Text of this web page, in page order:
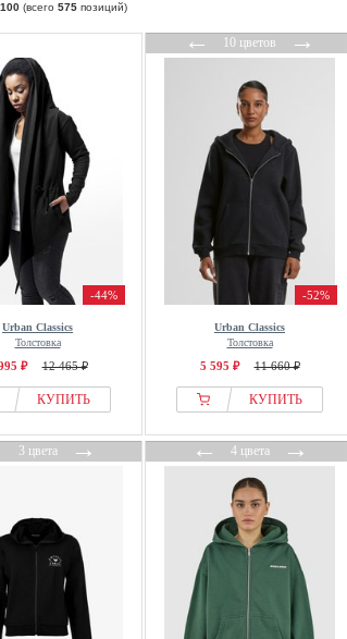
100 (всего 575 позиций)
-44%
Urban Classics
Толстовка
₽ 12 465 ₽
КУПИТЬ
←10 цветов→
-52%
Urban Classics
Толстовка
5 595 ₽ 11 660 ₽
КУПИТЬ
3 цвета→ ←4 цвета→